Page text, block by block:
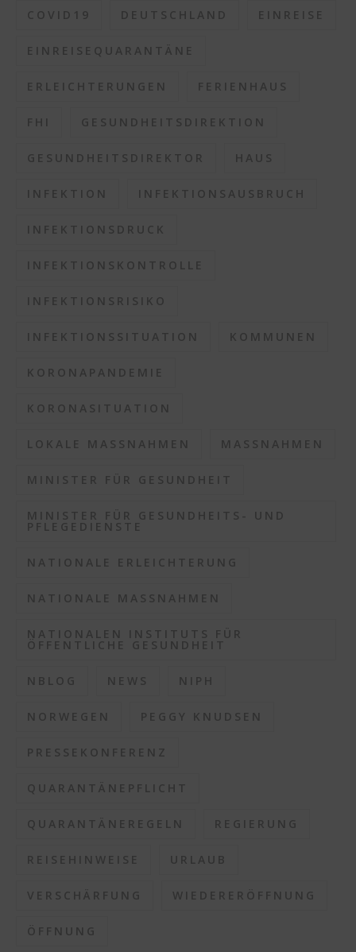
COVID19 DEUTSCHLAND EINREISE
EINREISEQUARANTÄNE
ERLEICHTERUNGEN FERIENHAUS
FHI GESUNDHEITSDIREKTION
GESUNDHEITSDIREKTOR HAUS
INFEKTION INFEKTIONSAUSBRUCH
INFEKTIONSDRUCK
INFEKTIONSKONTROLLE
INFEKTIONSRISIKO
INFEKTIONSSITUATION KOMMUNEN
KORONAPANDEMIE
KORONASITUATION
LOKALE MASSNAHMEN MASSNAHMEN
MINISTER FÜR GESUNDHEIT
MINISTER FÜR GESUNDHEITS- UND
PFLEGEDIENSTE
NATIONALE ERLEICHTERUNG
NATIONALE MASSNAHMEN
NATIONALEN INSTITUTS FÜR
ÖFFENTLICHE GESUNDHEIT
NBLOG NEWS NIPH
NORWEGEN PEGGY KNUDSEN
PRESSEKONFERENZ
QUARANTÄNEPFLICHT
QUARANTÄNEREGELN REGIERUNG
REISEHINWEISE URLAUB
VERSCHÄRFUNG WIEDERERÖFFNUNG
ÖFFNUNG